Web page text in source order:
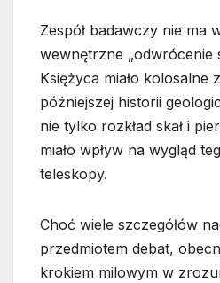
Zespół badawczy nie ma
wewnętrzne „odwrócenie
Księżyca miało kolosalne
późniejszej historii
nie tylko rozkład skał i
miało wpływ na wygląd
teleskopy.
Choć wiele szczegółów
przedmiotem debat,
krokiem milowym w